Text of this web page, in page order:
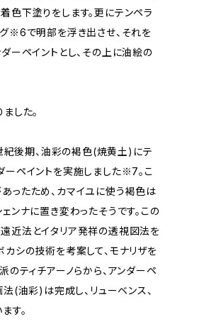
色下塗りをします。更にテンペラ
※6で明部を浮き出させ、それを
ーペイントとし、その上に油絵の
した。
紀後期、油彩の褐色(焼黄土)にテ
ーペイントを実施しました※7。こ
ったため、カマイユに使う褐色は
ンナに置き変わったそうです。この
近法とイタリア発祥の透視図法を
シの技術を考案して、モナリザを
のティチアーノらから、アンダーペ
(油彩)は完成し、リューベンス、
す。